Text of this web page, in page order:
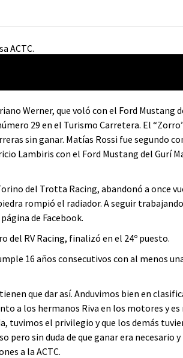
Werner, que voló con el Ford Mustang
29 en el Turismo Carretera. El
sin ganar. Matías Rossi fue segundo
Lambiris con el Ford Mustang del Gurí
del Trotta Racing, abandonó a once
rompió el radiador. A seguir
de Facebook.
del RV Racing, finalizó en el 24º puesto.
16 años consecutivos con al menos
que dar así. Anduvimos bien en
a los hermanos Riva en los motores y es
tuvimos el privilegio y que los demás
pero sin duda de que ganar era necesario
a la ACTC.